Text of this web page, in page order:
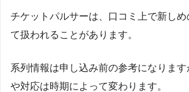
チケットパルサーは、口コミ上で新しめ
て扱われることがあります。
系列情報は申し込み前の参考になりま
や対応は時期によって変わります。